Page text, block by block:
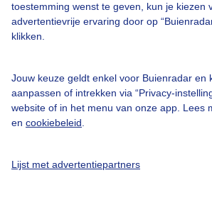
toestemming wenst te geven, kun je kiezen
advertentievrije ervaring door op
klikken.
Jouw keuze geldt enkel voor Buienradar en
aanpassen of intrekken via “Privacy-
website of in het menu van onze app. Lees
en cookiebeleid
Lijst met advertentiepartners
Gebruikersvoorwaarden
Adverteren
Privacy beleid
Cookie beleid